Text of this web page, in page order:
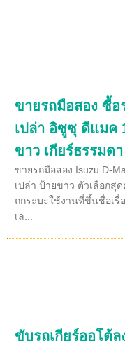
ขายรถมือสอง ซื้อ
เปล่า อิซูซุ ดีแมค
ขาว เกียร์ธรรมดา
ขายรถมือสอง Isuzu D-
เปล่า ป้ายขาว ตัวเลือก
ถกระบะใช้งานที่ขึ้นชื่อเ
เล...
ขับรถเกียร์ออโต้ล